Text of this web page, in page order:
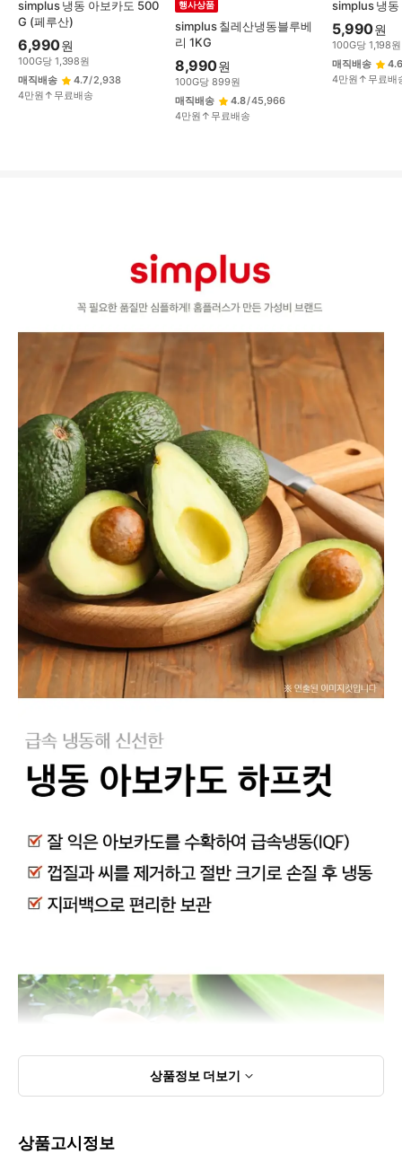
simplus 냉동 아보카도 500
G (페루산)
6,990원
100G당 1,398원
매직배송
4.7/2,938
4만원↑무료배송
simplus 칠레산냉동블루베
리 1KG
행사상품
8,990원
100G당 899원
매직배송
4.8/45,966
4만원↑무료배송
simplus 냉
5,990원
100G당 1,198원
매직배송
4.6
4만원↑무료배
상품정보 더보기
상품고시정보